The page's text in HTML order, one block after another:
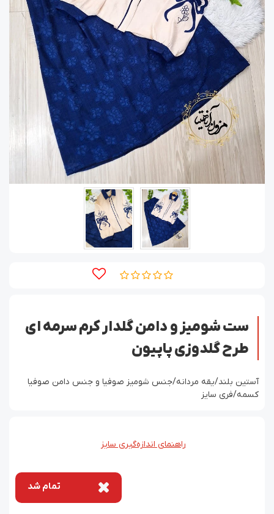
ست شومیز و دامن گلدار کرم سرمه ای
طرح گلدوزی پاپیون
آستین بلند/یقه مردانه/جنس شومیز صوفیا و جنس دامن صوفیا
کسمه/فری سایز
راهنمای اندازه‌گیری سایز
تمام شد